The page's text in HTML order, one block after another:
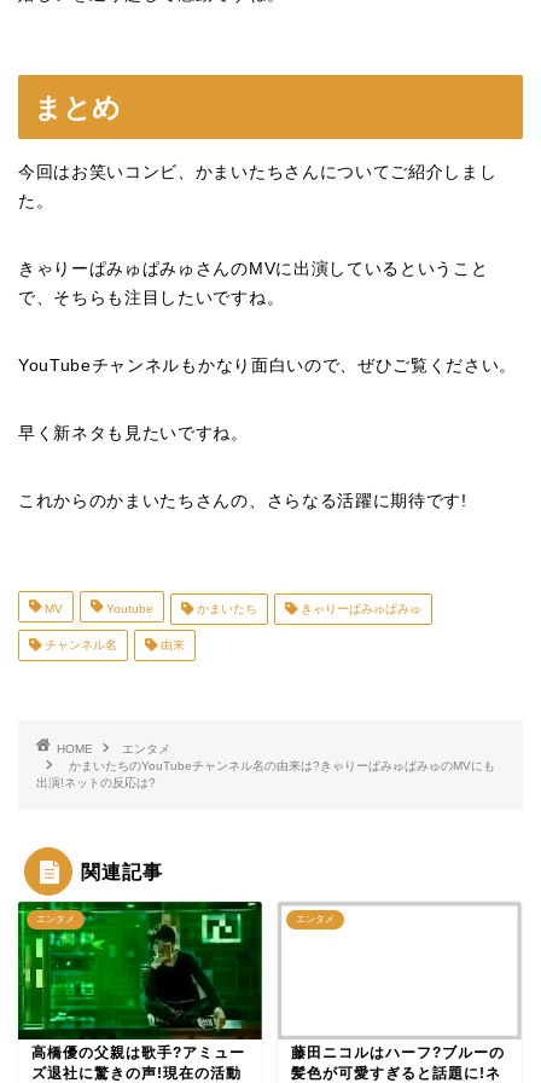
まとめ
今回はお笑いコンビ、かまいたちさんについてご紹介しまし
た。
きゃりーぱみゅぱみゅさんのMVに出演しているということ
で、そちらも注目したいですね。
YouTubeチャンネルもかなり面白いので、ぜひご覧ください。
早く新ネタも見たいですね。
これからのかまいたちさんの、さらなる活躍に期待です!
MV Youtube かまいたち きゃりーぱみゅぱみゅ
チャンネル名 由来
HOME
エンタメ
かまいたちのYouTubeチャンネル名の由来は?きゃりーぱみゅぱみゅのMVにも
出演!ネットの反応は?
関連記事
エンタメ
高橋優の父親は歌手?アミュー
ズ退社に驚きの声!現在の活動
エンタメ
藤田ニコルはハーフ?ブルーの
髪色が可愛すぎると話題に!ネ